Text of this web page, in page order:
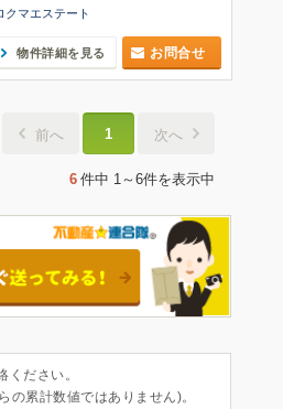
クマエステート
物件詳細を見る お問合せ
前へ 1 次へ
6 件中 1～6件を表示中
ださい。
累計数値ではありません)。